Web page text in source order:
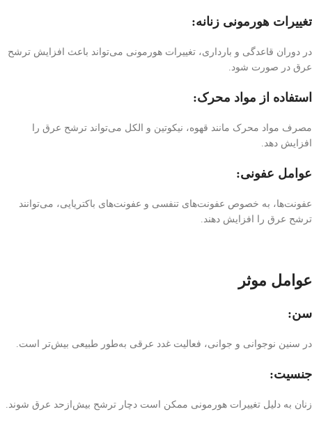
تغییرات هورمونی زنانه:
در دوران قاعدگی و بارداری، تغییرات هورمونی می‌تواند باعث افزایش ترشح
عرق در صورت شود.
استفاده از مواد محرک:
مصرف مواد محرک مانند قهوه، نیکوتین و الکل می‌تواند ترشح عرق را
افزایش دهد.
عوامل عفونی:
عفونت‌ها، به خصوص عفونت‌های تنفسی و عفونت‌های باکتریایی، می‌توانند
ترشح عرق را افزایش دهند.
عوامل موثر
سن:
در سنین نوجوانی و جوانی، فعالیت غدد عرقی به‌طور طبیعی بیش‌تر است.
جنسیت:
زنان به دلیل تغییرات هورمونی ممکن است دچار ترشح بیش‌ازحد عرق شوند.